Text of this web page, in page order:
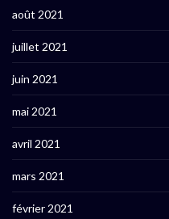
août 2021
juillet 2021
juin 2021
mai 2021
avril 2021
mars 2021
février 2021